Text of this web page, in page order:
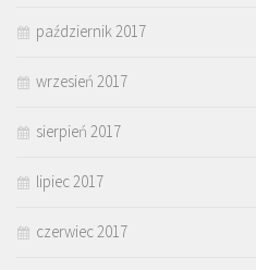
październik 2017
wrzesień 2017
sierpień 2017
lipiec 2017
czerwiec 2017